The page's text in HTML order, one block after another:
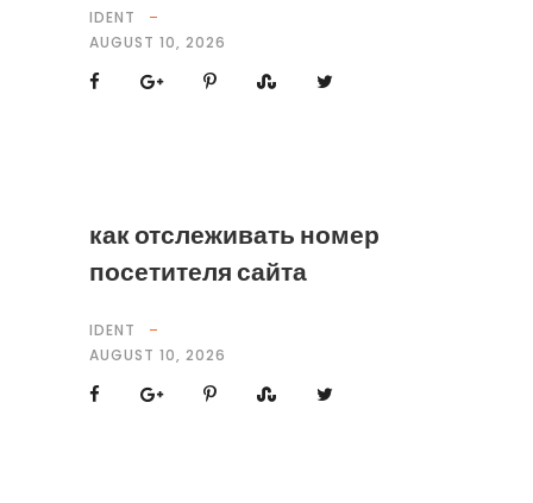
IDENT
AUGUST 10, 2026
как отслеживать номер
посетителя сайта
IDENT
AUGUST 10, 2026